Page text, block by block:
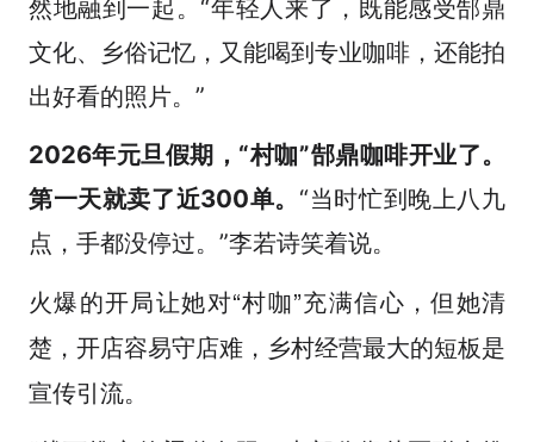
然地融到一起。“年轻人来了，既能感受郜鼎
文化、乡俗记忆，又能喝到专业咖啡，还能拍
出好看的照片。”
2026年元旦假期，“村咖”郜鼎咖啡开业了。
第一天就卖了近300单。 “当时忙到晚上八九
点，手都没停过。”李若诗笑着说。
火爆的开局让她对“村咖”充满信心，但她清
楚，开店容易守店难，乡村经营最大的短板是
宣传引流。